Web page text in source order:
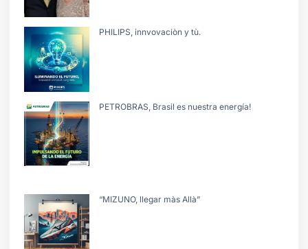
PHILIPS, innvovaciòn y tù.
PETROBRAS, Brasil es nuestra energía!
“MIZUNO, llegar màs Allà”